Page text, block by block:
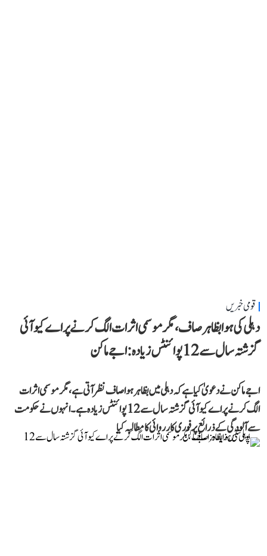
قومی خبریں
دہلی کی ہوا بظاہر صاف، مگر موسمی اثرات الگ کرنے پر اے کیو آئی
گزشتہ سال سے 12 پوائنٹس زیادہ: اجے ماکن
اجے ماکن نے دعویٰ کیا ہے کہ دہلی میں بظاہر ہوا صاف نظر آتی ہے، مگر موسمی اثرات
الگ کرنے پر اے کیو آئی گزشتہ سال سے 12 پوائنٹس زیادہ ہے۔ انہوں نے حکومت
سے آلودگی کے ذرائع پر فوری کارروائی کا مطالبہ کیا